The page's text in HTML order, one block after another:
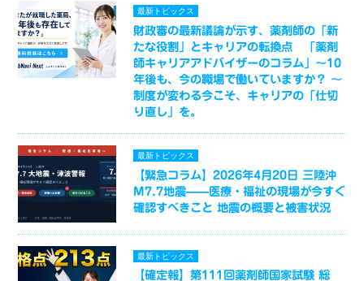
最新トピックス
財政審の最新議論が示す、薬剤師の「新
たな役割」とキャリアの転換点 「薬剤
師キャリアアドバイザーのコラム」～10
年後も、今の職場で働いていますか？ ～
制度が変わる今こそ、キャリアの「仕切
り直し」を。
最新トピックス
【緊急コラム】2026年4月20日 三陸沖
M7.7地震——医療・福祉の現場が今すぐ
確認すべきこと 地震の概要と被害状況
最新トピックス
【確定報】第111回薬剤師国家試験 総